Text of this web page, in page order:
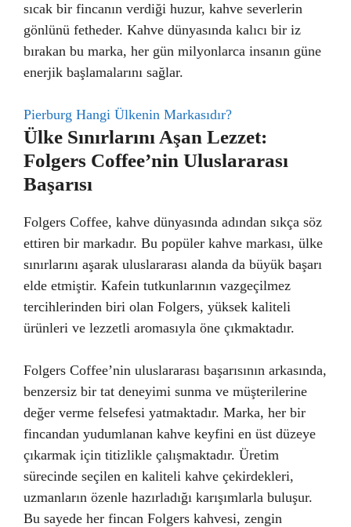
sıcak bir fincanın verdiği huzur, kahve severlerin
gönlünü fetheder. Kahve dünyasında kalıcı bir iz
bırakan bu marka, her gün milyonlarca insanın güne
enerjik başlamalarını sağlar.
Pierburg Hangi Ülkenin Markasıdır?
Ülke Sınırlarını Aşan Lezzet:
Folgers Coffee’nin Uluslararası
Başarısı
Folgers Coffee, kahve dünyasında adından sıkça söz
ettiren bir markadır. Bu popüler kahve markası, ülke
sınırlarını aşarak uluslararası alanda da büyük başarı
elde etmiştir. Kafein tutkunlarının vazgeçilmez
tercihlerinden biri olan Folgers, yüksek kaliteli
ürünleri ve lezzetli aromasıyla öne çıkmaktadır.
Folgers Coffee’nin uluslararası başarısının arkasında,
benzersiz bir tat deneyimi sunma ve müşterilerine
değer verme felsefesi yatmaktadır. Marka, her bir
fincandan yudumlanan kahve keyfini en üst düzeye
çıkarmak için titizlikle çalışmaktadır. Üretim
sürecinde seçilen en kaliteli kahve çekirdekleri,
uzmanların özenle hazırladığı karışımlarla buluşur.
Bu sayede her fincan Folgers kahvesi, zengin